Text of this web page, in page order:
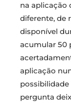
na aplicação
diferente, de
disponível
acumular 50
aplicação
pergunta